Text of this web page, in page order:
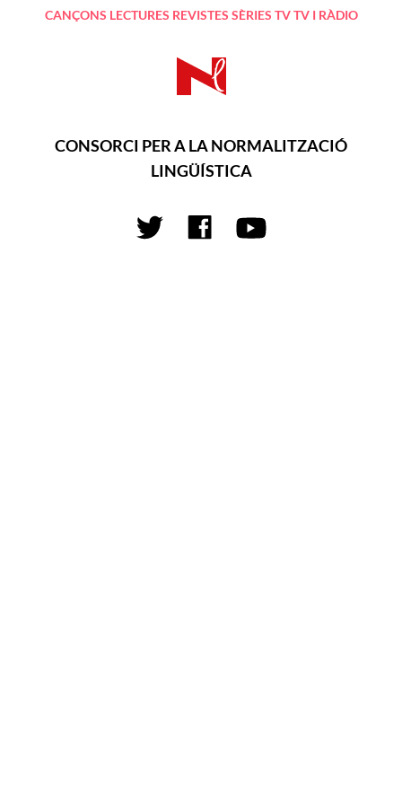
CANÇONS LECTURES REVISTES SÈRIES TV TV I RÀDIO
CONSORCI PER A LA NORMALITZACIÓ
LINGÜÍSTICA